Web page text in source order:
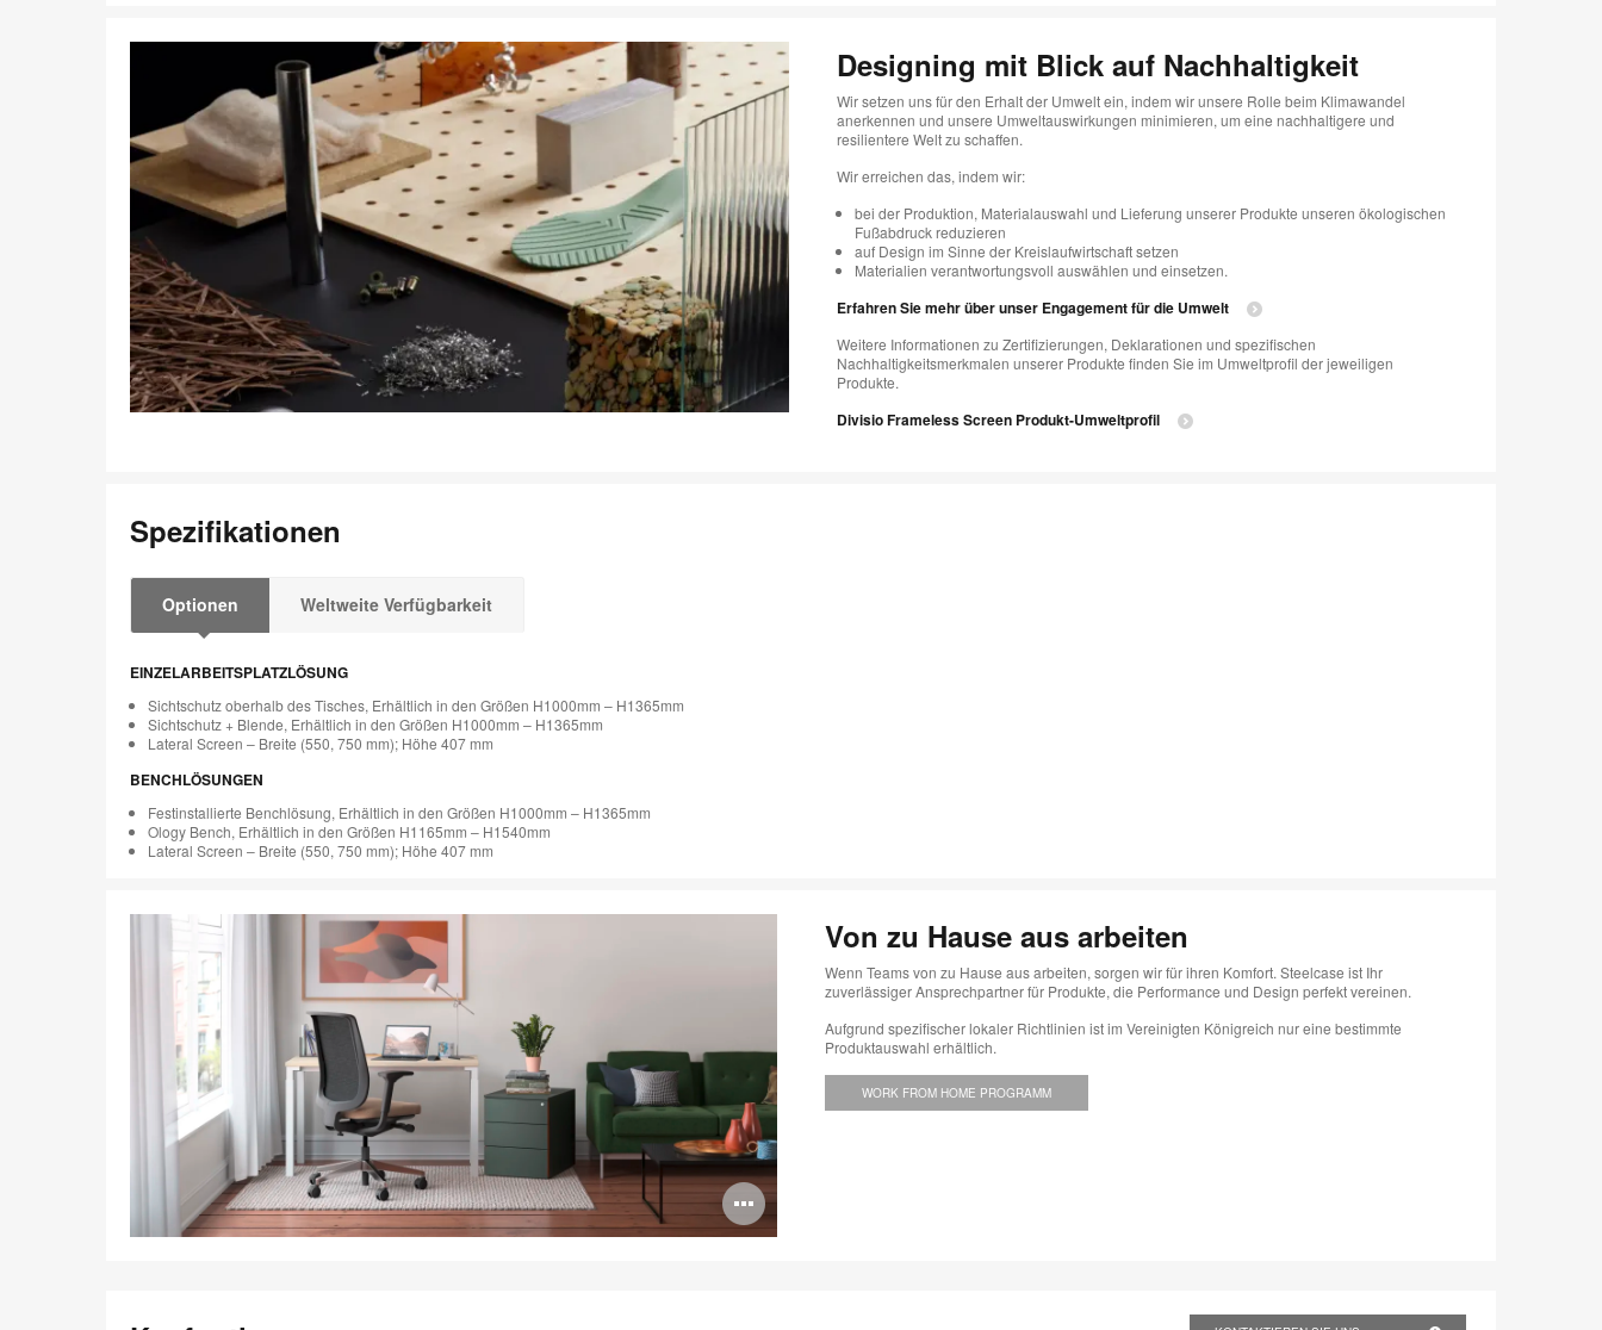
Designing mit Blick auf Nachhaltigkeit
Wir setzen uns für den Erhalt der Umwelt ein, indem wir unsere Rolle beim Klimawandel
anerkennen und unsere Umweltauswirkungen minimieren, um eine nachhaltigere und
resilientere Welt zu schaffen.
Wir erreichen das, indem wir:
bei der Produktion, Materialauswahl und Lieferung unserer Produkte unseren ökologischen
Fußabdruck reduzieren
auf Design im Sinne der Kreislaufwirtschaft setzen
Materialien verantwortungsvoll auswählen und einsetzen.
Erfahren Sie mehr über unser Engagement für die Umwelt
Weitere Informationen zu Zertifizierungen, Deklarationen und spezifischen
Nachhaltigkeitsmerkmalen unserer Produkte finden Sie im Umweltprofil der jeweiligen
Produkte.
Divisio Frameless Screen Produkt-Umweltprofil
Spezifikationen
Optionen Weltweite Verfügbarkeit
EINZELARBEITSPLATZLÖSUNG
Sichtschutz oberhalb des Tisches, Erhältlich in den Größen H1000mm – H1365mm
Sichtschutz + Blende, Erhältlich in den Größen H1000mm – H1365mm
Lateral Screen – Breite (550, 750 mm); Höhe 407 mm
BENCHLÖSUNGEN
Festinstallierte Benchlösung, Erhältlich in den Größen H1000mm – H1365mm
Ology Bench, Erhältlich in den Größen H1165mm – H1540mm
Lateral Screen – Breite (550, 750 mm); Höhe 407 mm
Bildbeschreibung
öffnen
Von zu Hause aus arbeiten
Wenn Teams von zu Hause aus arbeiten, sorgen wir für ihren Komfort. Steelcase ist Ihr
zuverlässiger Ansprechpartner für Produkte, die Performance und Design perfekt vereinen.
Aufgrund spezifischer lokaler Richtlinien ist im Vereinigten Königreich nur eine bestimmte
Produktauswahl erhältlich.
WORK FROM HOME PROGRAMM